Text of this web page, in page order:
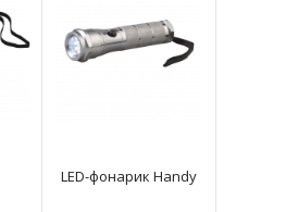
LED-фонарик Handy